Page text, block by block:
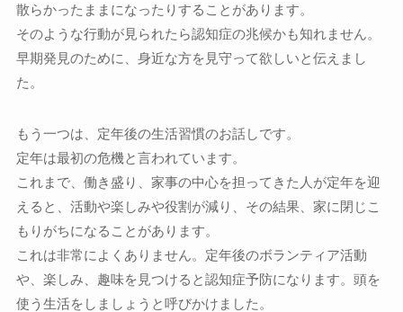
散らかったままになったりすることがあります。
そのような行動が見られたら認知症の兆候かも知れません。
早期発見のために、身近な方を見守って欲しいと伝えまし
た。
もう一つは、定年後の生活習慣のお話しです。
定年は最初の危機と言われています。
これまで、働き盛り、家事の中心を担ってきた人が定年を迎
えると、活動や楽しみや役割が減り、その結果、家に閉じこ
もりがちになることがあります。
これは非常によくありません。定年後のボランティア活動
や、楽しみ、趣味を見つけると認知症予防になります。頭を
使う生活をしましょうと呼びかけました。